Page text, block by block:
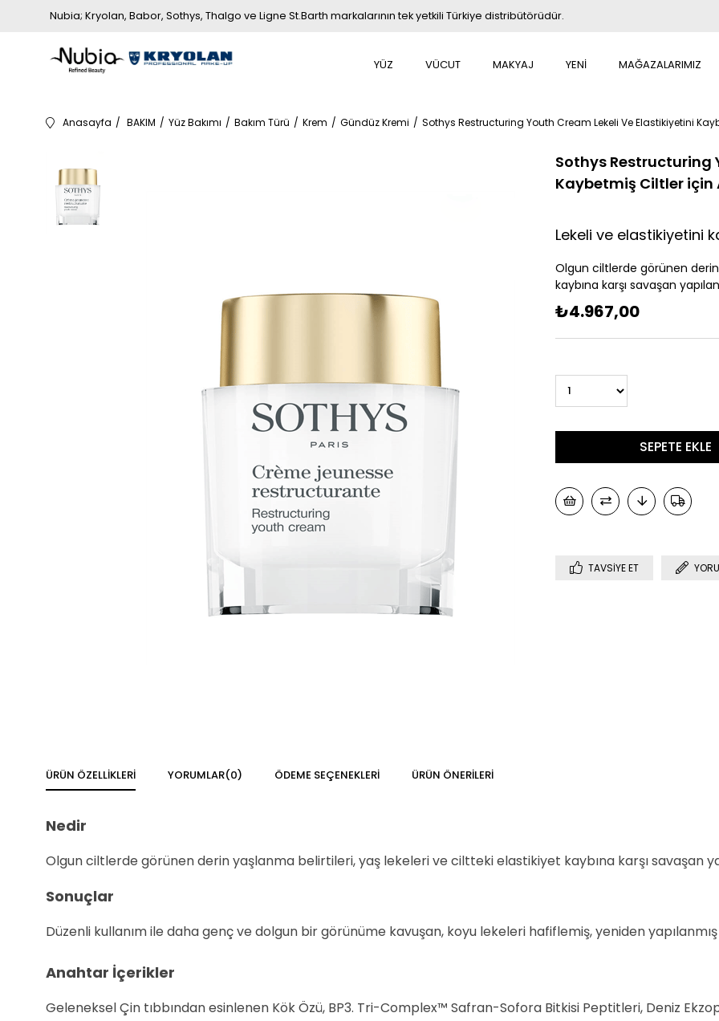
Nubia; Kryolan, Babor, Sothys, Thalgo ve Ligne St.Barth markalarının tek yetkili Türkiye distribütörüdür.
YÜZ VÜCUT MAKYAJ YENİ MAĞAZALARIMIZ
Anasayfa BAKIM Yüz Bakımı Bakım Türü Krem Gündüz Kremi Sothys Restructuring Youth Cream Lekeli Ve Elastikiyetini
Sothys Restructuring
Kaybetmiş Ciltler için
Lekeli ve elastikiyetini
Olgun ciltlerde görünen
kaybına karşı savaşan
₺4.967,00
TAVSIYE ET
ÜRÜN ÖZELLIKLERI YORUMLAR(0) ÖDEME SEÇENEKLERI ÜRÜN ÖNERILERI
Nedir
Olgun ciltlerde görünen derin yaşlanma belirtileri, yaş lekeleri ve ciltteki elastikiyet kaybına karşı savaşan
Sonuçlar
Düzenli kullanım ile daha genç ve dolgun bir görünüme kavuşan, koyu lekeleri hafiflemiş, yeniden
Anahtar İçerikler
Geleneksel Çin tıbbından esinlenen Kök Özü, BP3. Tri-Complex™ Safran-Sofora Bitkisi Peptitleri, Deniz